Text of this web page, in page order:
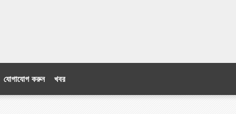
যোগাযোগ করুন খবর